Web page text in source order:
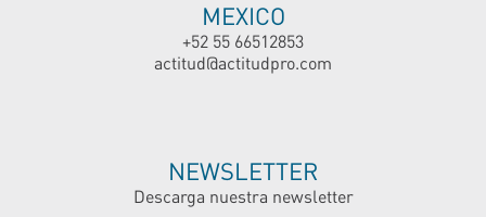
MEXICO
+52 55 66512853
actitud@actitudpro.com
NEWSLETTER
Descarga nuestra newsletter